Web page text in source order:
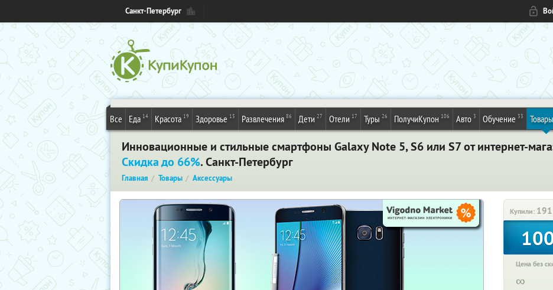
Санкт-Петербург
Все Еда 14 Красота 19 Здоровье 15 Развлечения 86 Дети 27 Отели 17 Туры 26 ПолучиКупон 106 Авто 3 Обучение 33 Товары
Инновационные и стильные смартфоны Galaxy Note 5, S6 или S7 от интернет-
Скидка до 66%. Санкт-Петербург
Главная Товары Аксессуары
Купили: 191
Цена без
∞